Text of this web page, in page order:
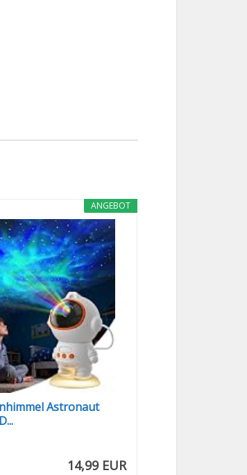
ANGEBOT
Astronaut
14,99 EUR